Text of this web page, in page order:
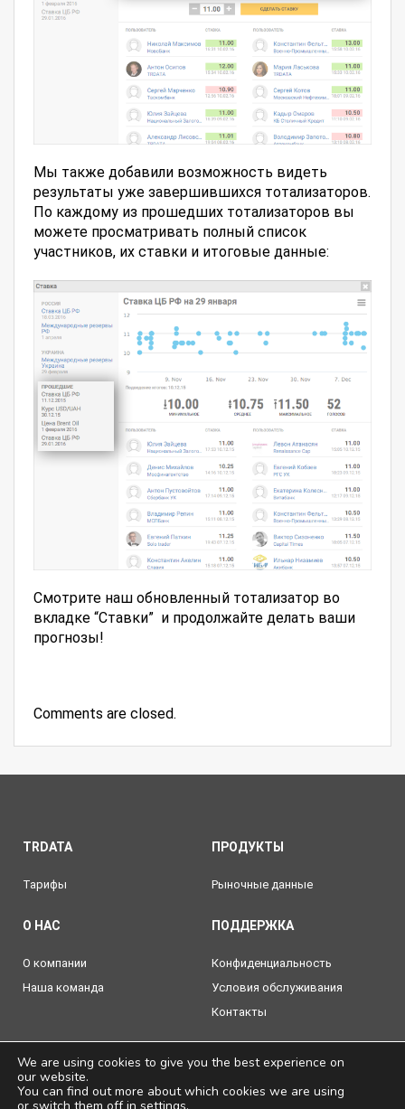
Мы также добавили возможность видеть
результаты уже завершившихся тотализаторов.
По каждому из прошедших тотализаторов вы
можете просматривать полный список
участников, их ставки и итоговые данные:
Смотрите наш обновленный тотализатор во
вкладке “Ставки” и продолжайте делать ваши
прогнозы!
Comments are closed.
TRDATA
Тарифы
ПРОДУКТЫ
Рыночные данные
О НАС
О компании
Наша команда
ПОДДЕРЖКА
Конфиденциальность
Условия обслуживания
Контакты
© 2026 TRDATA Limited
We are using cookies to give you the best experience on
our website.
You can find out more about which cookies we are using